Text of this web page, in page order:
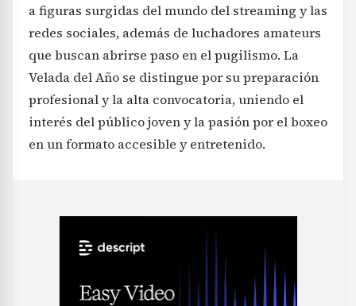
a figuras surgidas del mundo del streaming y las
redes sociales, además de luchadores amateurs
que buscan abrirse paso en el pugilismo. La
Velada del Año se distingue por su preparación
profesional y la alta convocatoria, uniendo el
interés del público joven y la pasión por el boxeo
en un formato accesible y entretenido.